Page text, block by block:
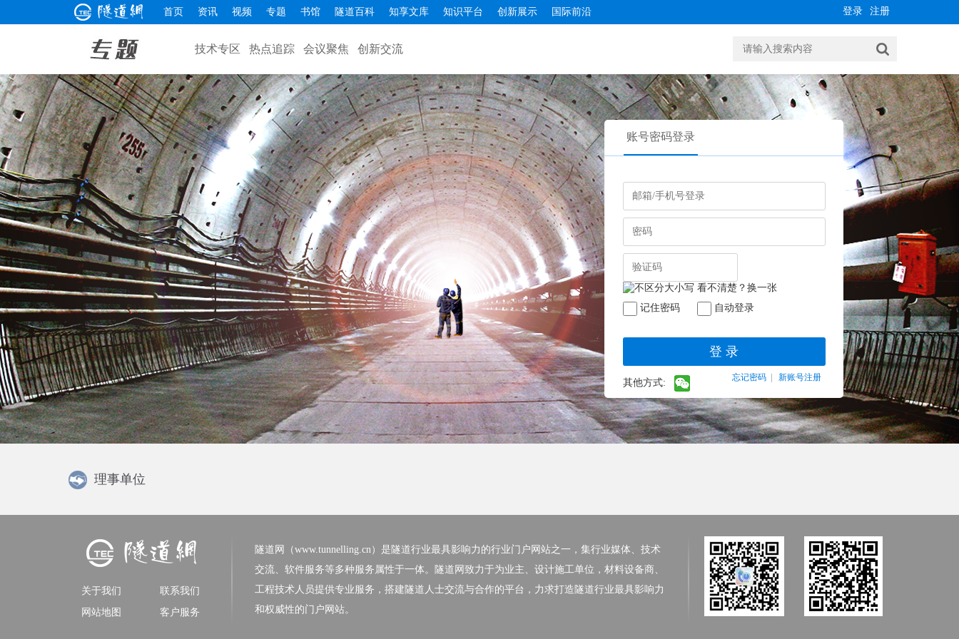
首页 资讯 视频 专题 书馆 隧道百科 知享文库 知识平台 创新展示 国际前沿 注册
登录
技术专区 热点追踪 会议聚焦 创新交流
账号密码登录
记住密码 自动登录
其他方式: 忘记密码 新账号注册
理事单位
关于我们
联系我们
网站地图
客户服务
隧道网（www.tunnelling.cn） 是隧道行业最具影响力的行业门户网站之一，集行业媒体、技术
交流、软件服务等多种服务属性于一体。隧道网致力于为业主、设计施工单位，材料设备商、
工程技术人员提供专业服务，搭建隧道人士交流与合作的平台，力求打造隧道行业最具影响力
和权威性的门户网站。